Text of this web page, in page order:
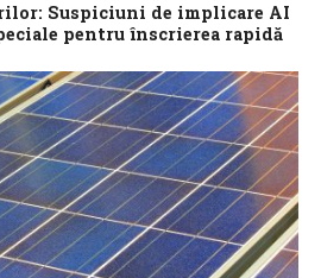
Suspiciuni de implicare AI
pentru înscrierea rapidă
ca dosarele validate de
Mediu (AFM) în cadrul viitoarelor
să fie „extrase”...